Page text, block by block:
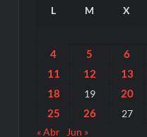
L M X
4
5 6
11
12 13
18 19 20
25 26 27
« Abr Jun »